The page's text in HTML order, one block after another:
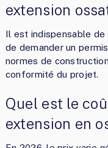
extension
Il est indispensable de
de demander un
normes de
conformité du projet.
Quel est le
extension en